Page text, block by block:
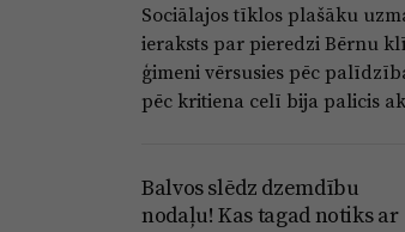
Sociālajos tīklos plašāku
ieraksts par pieredzi Bērnu
ģimeni vērsusies pēc
pēc kritiena celī bija palicis
Balvos slēdz dzemdību
nodaļu! Kas tagad notiks ar